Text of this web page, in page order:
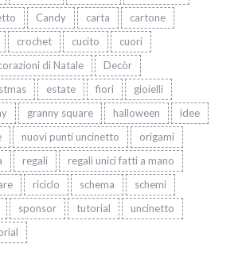
Candy carta
cartone
crochet cucito
cuori
di Natale
Decòr
estate fiori
gioielli
granny square halloween
idee
nuovi punti uncinetto
origami
regali
regali unici fatti a mano
riciclo schema
schemi
sponsor tutorial
uncinetto